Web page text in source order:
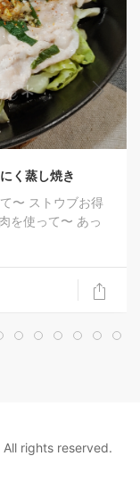
1
All rights reserved.